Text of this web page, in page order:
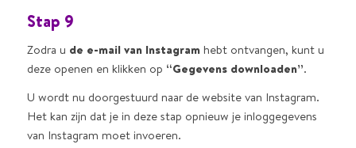
Stap 9
Zodra u de e-mail van Instagramhebt ontvangen, kunt u
deze openen en klikken op “Gegevens downloaden”.
U wordt nu doorgestuurd naar de website van Instagram.
Het kan zijn dat je in deze stap opnieuw je inloggegevens
van Instagram moet invoeren.